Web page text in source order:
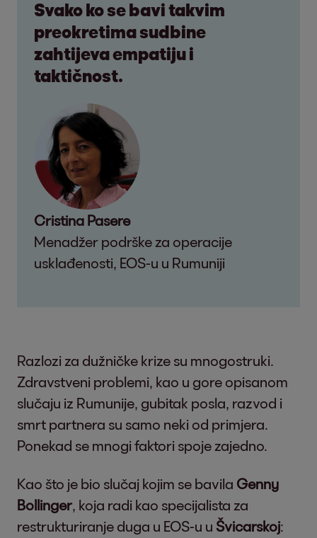
Svako ko se bavi takvim
preokretima sudbine
zahtijeva empatiju i
taktičnost.
Cristina Pasere
Menadžer podrške za operacije
usklađenosti, EOS-u u Rumuniji
Razlozi za dužničke krize su mnogostruki.
Zdravstveni problemi, kao u gore opisanom
slučaju iz Rumunije, gubitak posla, razvod i
smrt partnera su samo neki od primjera.
Ponekad se mnogi faktori spoje zajedno.
Kao što je bio slučaj kojim se bavila Genny
Bollinger, koja radi kao specijalista za
restrukturiranje duga u EOS-u u Švicarskoj: